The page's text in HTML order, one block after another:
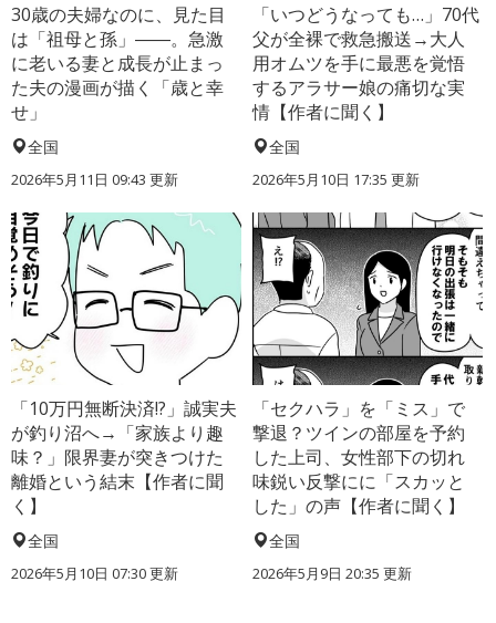
30歳の夫婦なのに、見た目
は「祖母と孫」――。急激
に老いる妻と成長が止まっ
た夫の漫画が描く「歳と幸
せ」
全国
2026年5月11日 09:43 更新
「いつどうなっても…」70代
父が全裸で救急搬送→大人
用オムツを手に最悪を覚悟
するアラサー娘の痛切な実
情【作者に聞く】
全国
2026年5月10日 17:35 更新
「10万円無断決済!?」誠実夫
が釣り沼へ→「家族より趣
味？」限界妻が突きつけた
離婚という結末【作者に聞
く】
全国
2026年5月10日 07:30 更新
「セクハラ」を「ミス」で
撃退？ツインの部屋を予約
した上司、女性部下の切れ
味鋭い反撃にに「スカッと
した」の声【作者に聞く】
全国
2026年5月9日 20:35 更新